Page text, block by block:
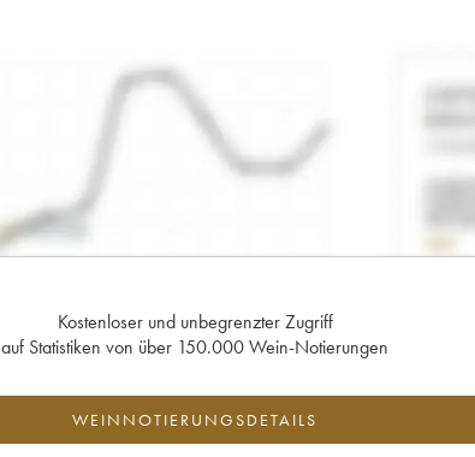
Kostenloser und unbegrenzter Zugriff
auf Statistiken von über 150.000 Wein-Notierungen
WEINNOTIERUNGSDETAILS